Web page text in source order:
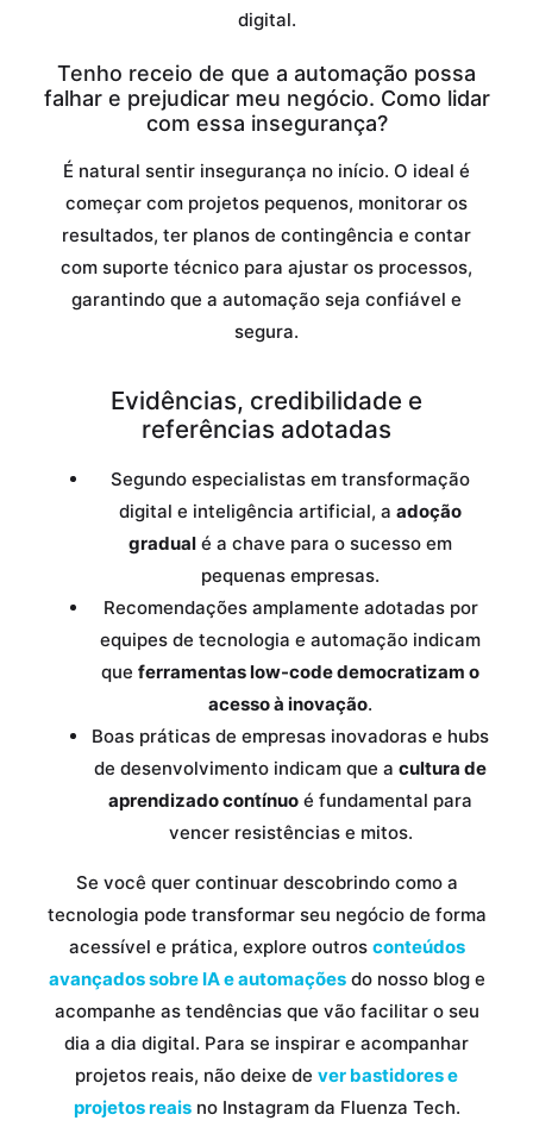
digital.
Tenho receio de que a automação possa
falhar e prejudicar meu negócio. Como lidar
com essa insegurança?
É natural sentir insegurança no início. O ideal é
começar com projetos pequenos, monitorar os
resultados, ter planos de contingência e contar
com suporte técnico para ajustar os processos,
garantindo que a automação seja confiável e
segura.
Evidências, credibilidade e
referências adotadas
Segundo especialistas em transformação
digital e inteligência artificial, a adoção
gradual é a chave para o sucesso em
pequenas empresas.
Recomendações amplamente adotadas por
equipes de tecnologia e automação indicam
que ferramentas low-code democratizam o
acesso à inovação.
Boas práticas de empresas inovadoras e hubs
de desenvolvimento indicam que a cultura de
aprendizado contínuo é fundamental para
vencer resistências e mitos.
Se você quer continuar descobrindo como a
tecnologia pode transformar seu negócio de forma
acessível e prática, explore outros conteúdos
avançados sobre IA e automaçõesdo nosso blog e
acompanhe as tendências que vão facilitar o seu
dia a dia digital. Para se inspirar e acompanhar
projetos reais, não deixe de ver bastidores e
projetos reaisno Instagram da Fluenza Tech.